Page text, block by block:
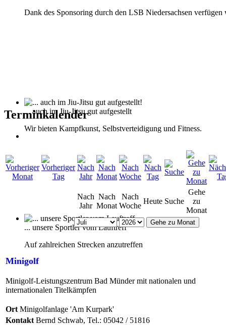
Dank des Sponsoring durch den LSB Niedersachsen
... auch im Jiu-Jitsu gut aufgestellt
Wir bieten Kampfkunst, Selbstverteidigung und Fitness.
... unsere Sportler vom Lauftreff
Auf zahlreichen Strecken anzutreffen
Terminkalender
Nach
Jahr
Nach
Monat
Nach
Woche
Heute Suche
Gehe
zu
Monat
Gehe zu Monat
Minigolf
Minigolf-Leistungszentrum Bad Münder mit nationalen und
internationalen Titelkämpfen
Ort Minigolfanlage 'Am Kurpark'
Kontakt Bernd Schwab, Tel.: 05042 / 51816